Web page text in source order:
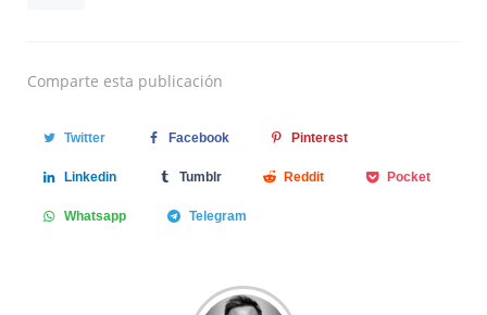
Comparte esta publicación
Twitter Facebook Pinterest
Linkedin Tumblr Reddit Pocket
Whatsapp Telegram